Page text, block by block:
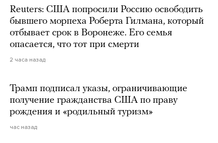
Reuters: США попросили Россию освободить
бывшего морпеха Роберта Гилмана, который
отбывает срок в Воронеже. Его семья
опасается, что тот при смерти
2 часа назад
Трамп подписал указы, ограничивающие
получение гражданства США по праву
рождения и «родильный туризм»
час назад